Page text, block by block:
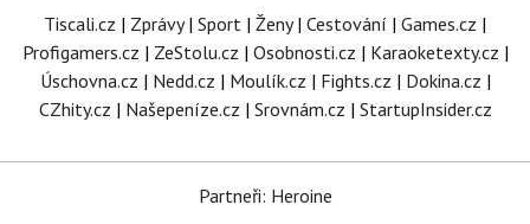
Tiscali.cz | Zprávy| Sport | Ženy| Cestování | Games.cz |
Profigamers.cz | ZeStolu.cz | Osobnosti.cz | Karaoketexty.cz |
Úschovna.cz | Nedd.cz | Moulík.cz | Fights.cz | Dokina.cz |
CZhity.cz | Našepeníze.cz | Srovnám.cz | StartupInsider.cz
Partneři: Heroine